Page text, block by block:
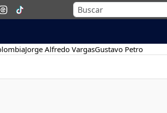
Jorge Alfredo VargasGustavo Petro